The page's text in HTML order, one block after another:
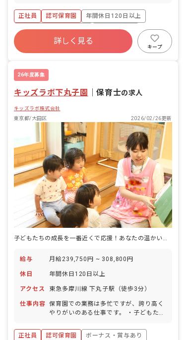
正社員 認可保育園
年間休日120日以上
寮・住宅・家賃補助あり
社会保険完備
福利厚生充実
残業少なめ
詳しく見る
キープ
26年度募集
キッズラボ下丸子園 ｜保育士の求人
キッズラボ株式会社
東京都/大田区
2026/02/26更新
子どもたちの成長を一番近くで応援！あなたの温かい心が輝く場所がここにあります。
給与 月給239,750円 ~ 308,800円
休日 年間休日120日以上
アクセス 東急多摩川線 下丸子駅（徒歩3分）
仕事内容 保育園での業務は多忙ですが、誇り高く
やりがいのある仕事です。 ・子どもたち
け、挑戦する機会をサポートします。 ・
正社員 認可保育園 ボーナス・賞与あり